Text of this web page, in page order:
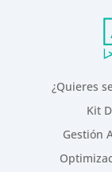
¿Quieres
Kit
Gestión